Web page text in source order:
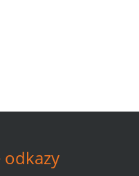
odkazy